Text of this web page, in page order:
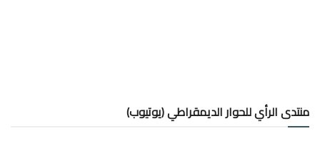
منتدى الرأي للحوار الديمقراطي (يوتيوب)